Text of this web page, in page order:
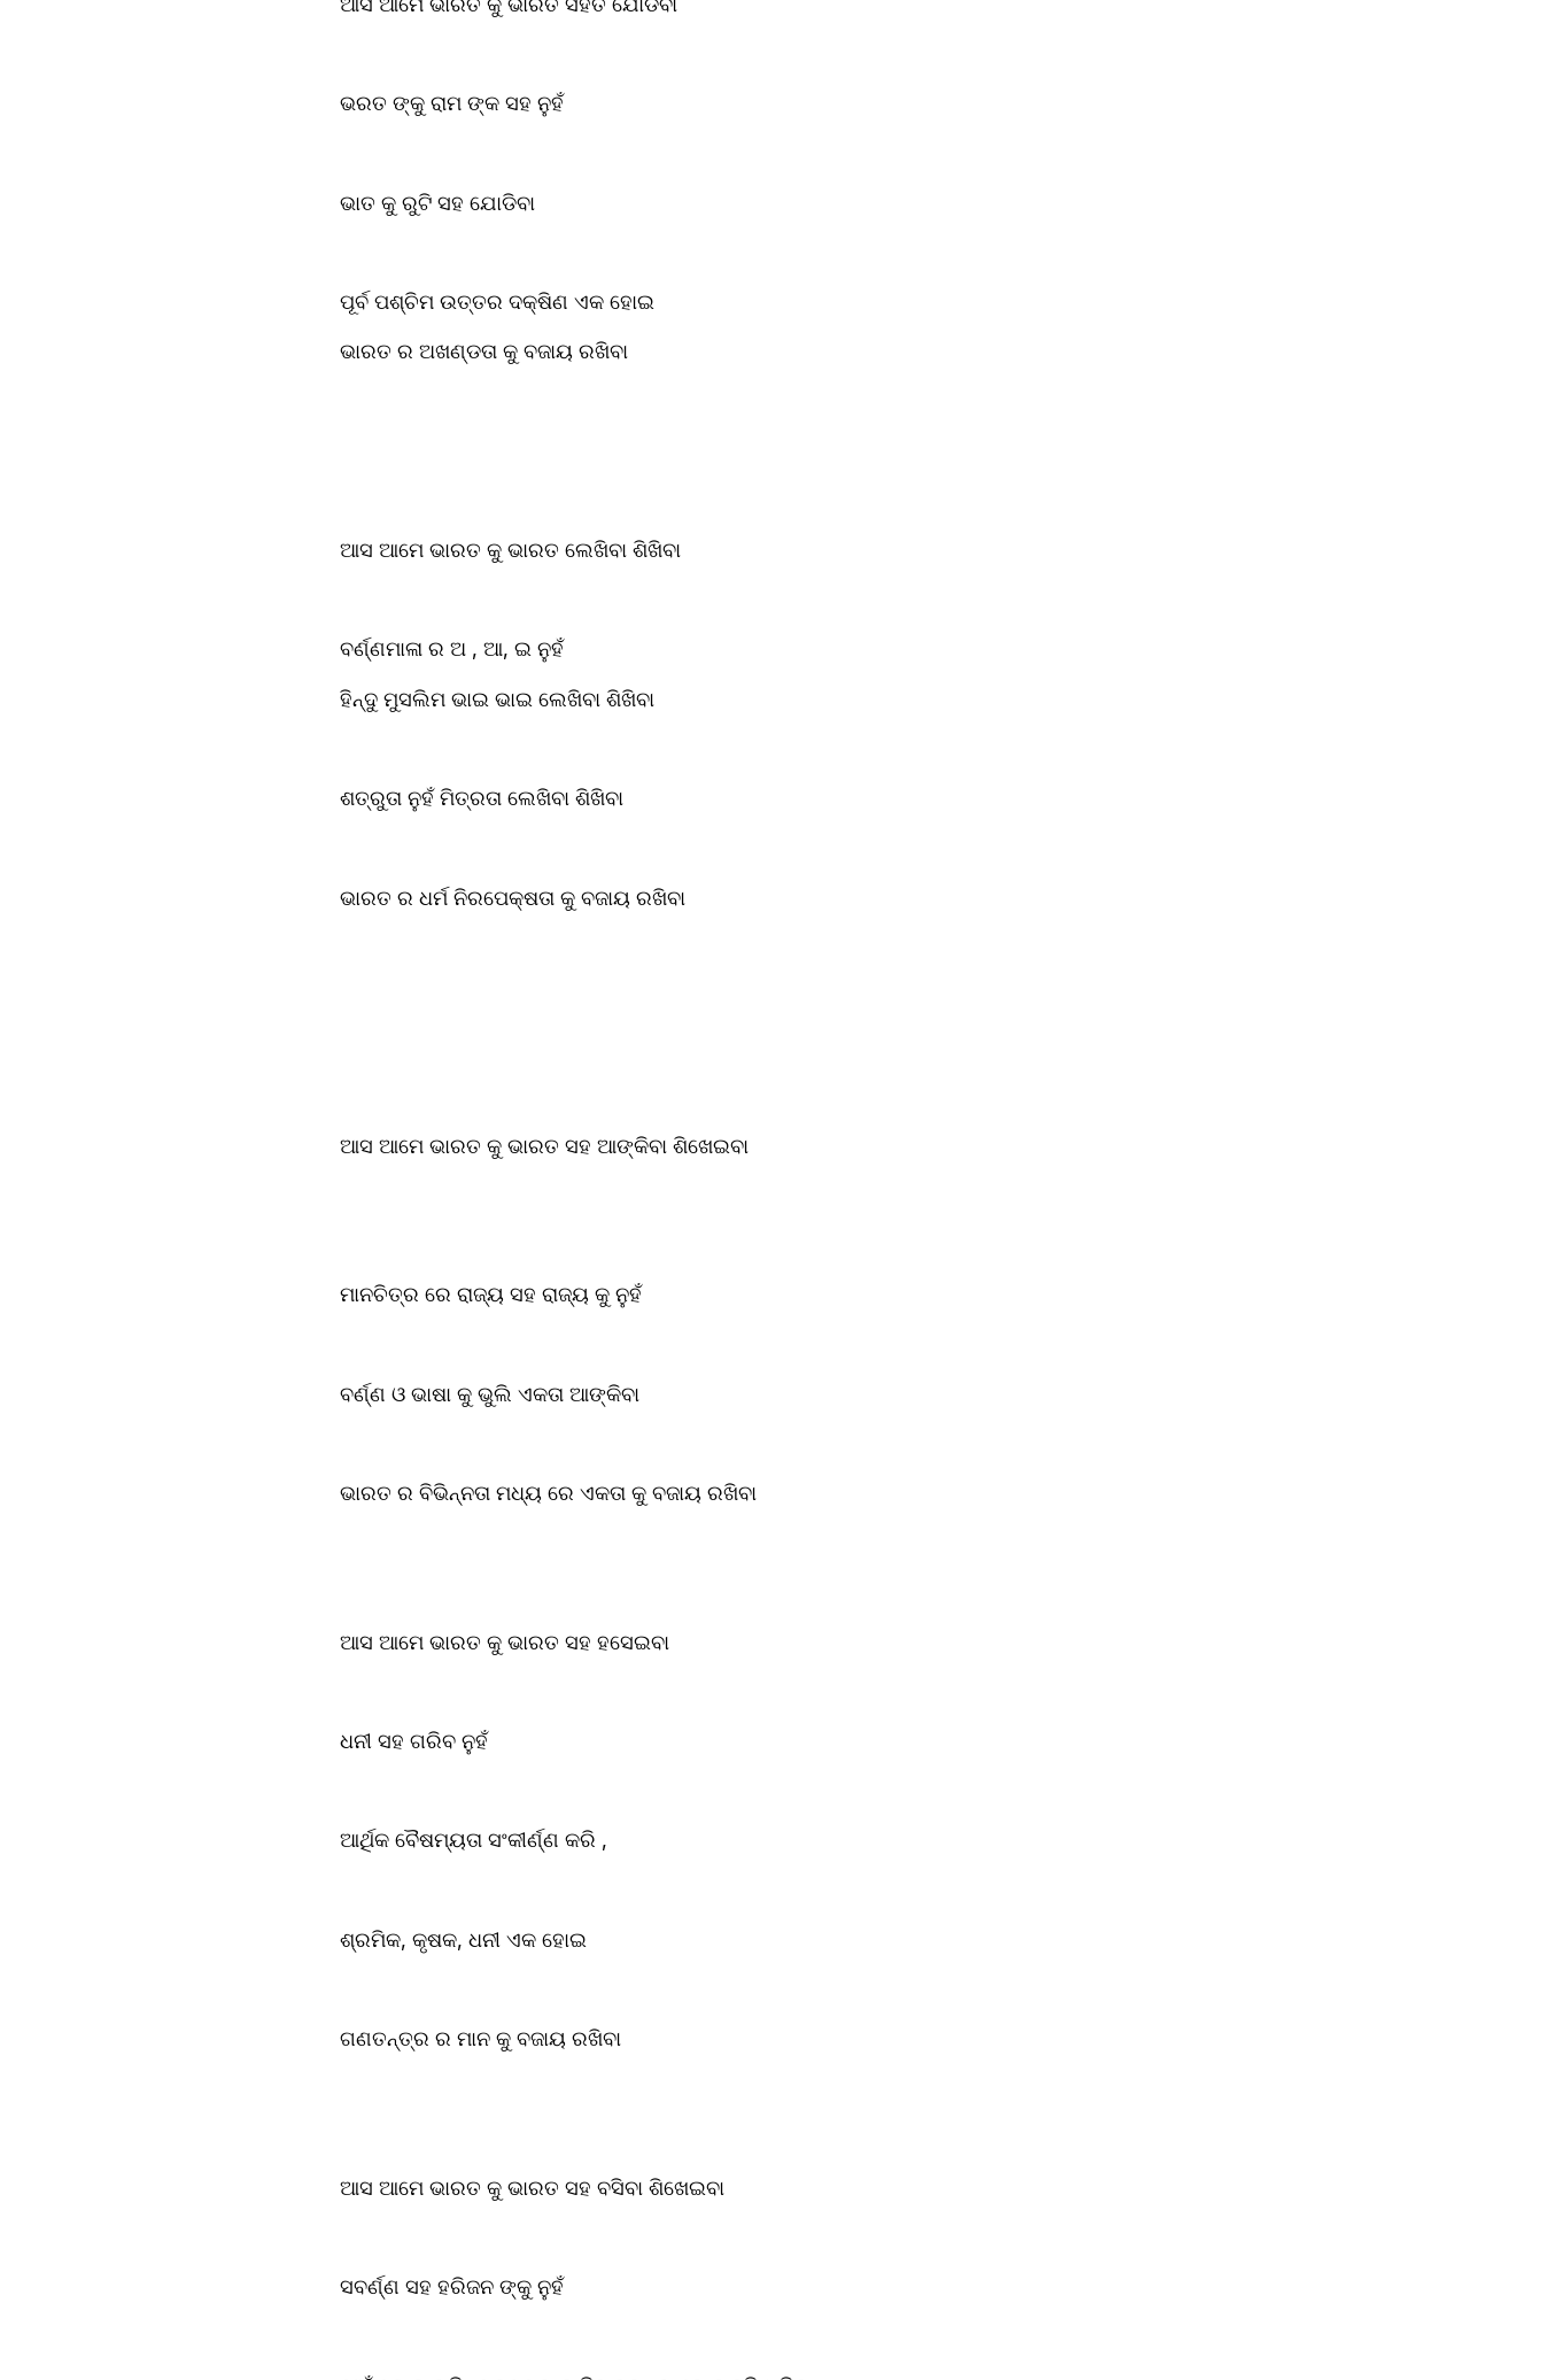
ଭରତ ଙ୍କୁ ରାମ ଙ୍କ ସହ ନୁହଁ
ଭାତ କୁ ରୁଟି ସହ ଯୋଡିବା
ପୂର୍ବ ପଶ୍ଚିମ ଉତ୍ତର ଦକ୍ଷିଣ ଏକ ହୋଇ
ଭାରତ ର ଅଖଣ୍ଡତା କୁ ବଜାୟ ରଖିବା
ଆସ ଆମେ ଭାରତ କୁ ଭାରତ ଲେଖିବା ଶିଖିବା
ବର୍ଣ୍ଣମାଳା ର ଅ , ଆ, ଇ ନୁହଁ
ହିନ୍ଦୁ ମୁସଲିମ ଭାଇ ଭାଇ ଲେଖିବା ଶିଖିବା
ଶତ୍ରୁତା ନୁହଁ ମିତ୍ରତା ଲେଖିବା ଶିଖିବା
ଭାରତ ର ଧର୍ମ ନିରପେକ୍ଷତା କୁ ବଜାୟ ରଖିବା
ଆସ ଆମେ ଭାରତ କୁ ଭାରତ ସହ ଆଙ୍କିବା ଶିଖେଇବା
ମାନଚିତ୍ର ରେ ରାଜ୍ୟ ସହ ରାଜ୍ୟ କୁ ନୁହଁ
ବର୍ଣ୍ଣ ଓ ଭାଷା କୁ ଭୁଲି ଏକତା ଆଙ୍କିବା
ଭାରତ ର ବିଭିନ୍ନତା ମଧ୍ୟ ରେ ଏକତା କୁ ବଜାୟ ରଖିବା
ଆସ ଆମେ ଭାରତ କୁ ଭାରତ ସହ ହସେଇବା
ଧନୀ ସହ ଗରିବ ନୁହଁ
ଆର୍ଥିକ ବୈଷମ୍ୟତା ସଂକୀର୍ଣ୍ଣ କରି ,
ଶ୍ରମିକ, କୃଷକ, ଧନୀ ଏକ ହୋଇ
ଗଣତନ୍ତ୍ର ର ମାନ କୁ ବଜାୟ ରଖିବା
ଆସ ଆମେ ଭାରତ କୁ ଭାରତ ସହ ବସିବା ଶିଖେଇବା
ସବର୍ଣ୍ଣ ସହ ହରିଜନ ଙ୍କୁ ନୁହଁ